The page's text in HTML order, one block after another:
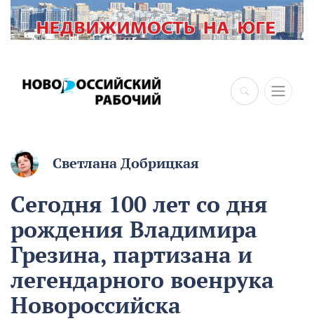
×
Светлана Добрицкая
Сегодня 100 лет со дня
рождения Владимира
Грезина, партизана и
легендарного военрука
Новороссийска